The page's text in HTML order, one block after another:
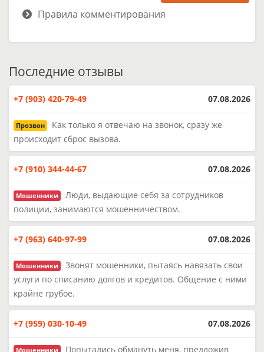
Правила комментирования
Последние отзывы
+7 (903) 420-79-49 07.08.2026
Прозвон
Как только я отвечаю на звонок, сразу же
происходит сброс вызова.
+7 (910) 344-44-67 07.08.2026
Мошенники
Люди, выдающие себя за сотрудников
полиции, занимаются мошенничеством.
+7 (963) 640-97-99 07.08.2026
Мошенники
Звонят мошенники, пытаясь навязать свои
услуги по списанию долгов и кредитов. Общение с ними
крайне грубое.
+7 (959) 030-10-49 07.08.2026
Мошенники
Попытались обмануть меня, предложив